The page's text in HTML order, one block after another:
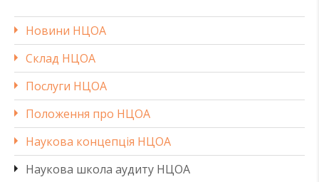
Новини НЦОА
Склад НЦОА
Послуги НЦОА
Положення про НЦОА
Наукова концепція НЦОА
Наукова школа аудиту НЦОА